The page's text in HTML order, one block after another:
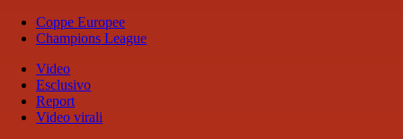
Coppe Europee
Champions League
Video
Esclusivo
Report
Video virali